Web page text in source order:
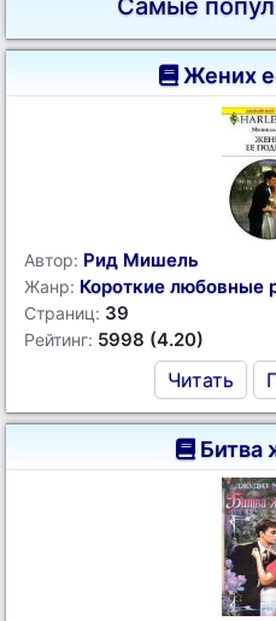
Самые
Жених
Автор: Рид Мишель
Жанр: Короткие любовные
Страниц: 39
Рейтинг: 5998 (4.20)
Читать
Битва